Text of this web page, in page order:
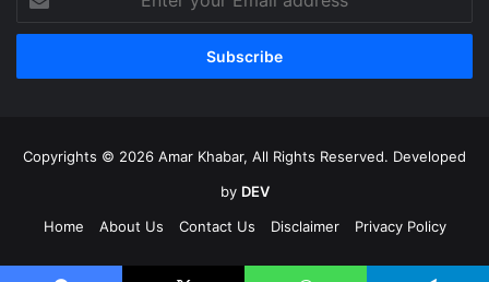
your
Email
Copyrights © 2026 Amar Khabar, All Rights Reserved. Developed
by DEV
Home
About Us Contact Us Disclaimer Privacy Policy